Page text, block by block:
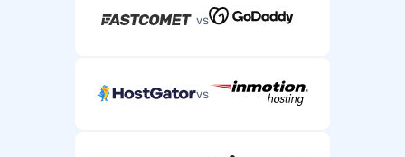
vs
vs